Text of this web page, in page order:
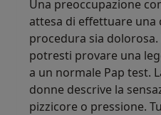
Una preoccupazione
attesa di effettuare una
procedura sia
potresti provare una
a un normale Pap test.
donne descrive la
pizzicore o pressione.